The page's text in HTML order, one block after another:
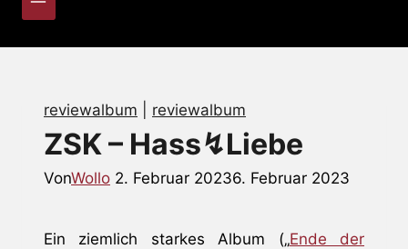
reviewalbum reviewalbum
ZSK – Hass↯Liebe
VonWollo 2. Februar 20236. Februar 2023
Ein ziemlich starkes Album („Ende der